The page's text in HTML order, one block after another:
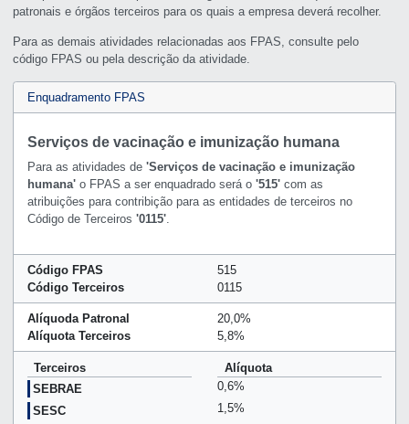
patronais e órgãos terceiros para os quais a empresa deverá recolher.
Para as demais atividades relacionadas aos FPAS, consulte pelo
código FPAS ou pela descrição da atividade.
Enquadramento FPAS
Serviços de vacinação e imunização humana
Para as atividades de 'Serviços de vacinação e imunização
humana'o FPAS a ser enquadrado será o '515'com as
atribuições para contribição para as entidades de terceiros no
Código de Terceiros '0115'.
Código FPAS
515
Código Terceiros
0115
Alíquoda Patronal
20,0%
Alíquota Terceiros
5,8%
Terceiros
Alíquota
SEBRAE
0,6%
SESC
1,5%